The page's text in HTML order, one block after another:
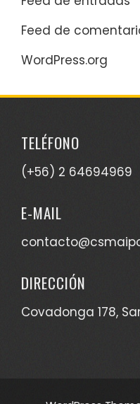
Feed de
WordPress.org
TELÉFONO
(+56) 2 64694969
E-MAIL
DIRECCIÓN
Covadonga 178,